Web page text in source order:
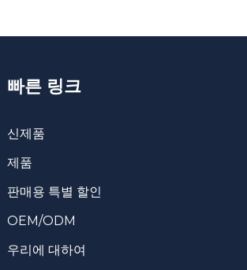
빠른 링크
신제품
제품
판매용 특별 할인
OEM/ODM
우리에 대하여